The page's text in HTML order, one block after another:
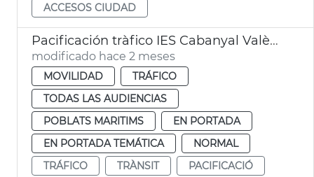
ACCESOS CIUDAD
Pacificación tràfico IES Cabanyal València
modificado hace 2 meses
MOVILIDAD
TRÁFICO
TODAS LAS AUDIENCIAS
POBLATS MARITIMS
EN PORTADA
EN PORTADA TEMÁTICA
NORMAL
TRÁFICO
TRÀNSIT
PACIFICACIÓ